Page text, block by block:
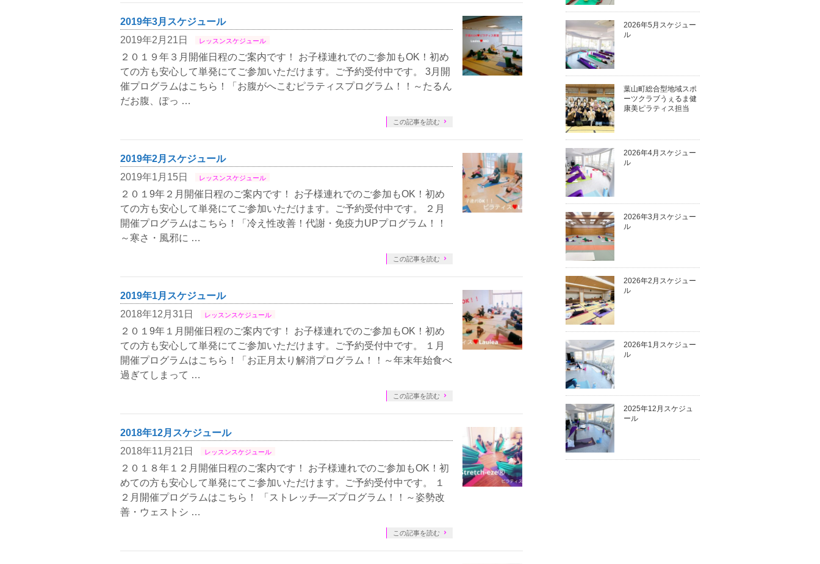
2019年3月スケジュール
2019年2月21日
レッスンスケジュール
２０１９年３月開催日程のご案内です！ お子様連れでのご参加もOK！初め
ての方も安心して単発にてご参加いただけます。ご予約受付中です。 3月開
催プログラムはこちら！「お腹がへこむピラティスプログラム！！～たるん
だお腹、ぽっ …
この記事を読む
2019年2月スケジュール
2019年1月15日
レッスンスケジュール
２０１9年２月開催日程のご案内です！ お子様連れでのご参加もOK！初め
ての方も安心して単発にてご参加いただけます。ご予約受付中です。 ２月
開催プログラムはこちら！「冷え性改善！代謝・免疫力UPプログラム！！
～寒さ・風邪に …
この記事を読む
2019年1月スケジュール
2018年12月31日
レッスンスケジュール
２０１9年１月開催日程のご案内です！ お子様連れでのご参加もOK！初め
ての方も安心して単発にてご参加いただけます。ご予約受付中です。 １月
開催プログラムはこちら！「お正月太り解消プログラム！！～年末年始食べ
過ぎてしまって …
この記事を読む
2018年12月スケジュール
2018年11月21日
レッスンスケジュール
２０１８年１２月開催日程のご案内です！ お子様連れでのご参加もOK！初
めての方も安心して単発にてご参加いただけます。ご予約受付中です。 １
２月開催プログラムはこちら！ 「ストレッチ―ズプログラム！！～姿勢改
善・ウェストシ …
この記事を読む
2026年5月スケジュー
ル
葉山町総合型地域スポ
ーツクラブうぇるま健
康美ピラティス担当
2026年4月スケジュー
ル
2026年3月スケジュー
ル
2026年2月スケジュー
ル
2026年1月スケジュー
ル
2025年12月スケジュ
ール